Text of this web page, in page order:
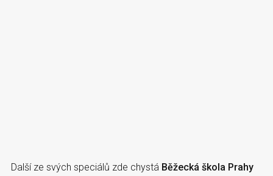
Další ze svých speciálů zde chystá Běžecká škola Prahy